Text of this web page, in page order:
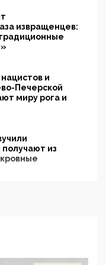
извращенцев:
и
Печерской
миру рога и
из
но